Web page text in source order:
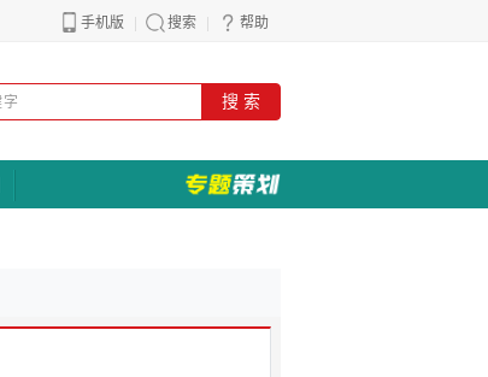
手机版 搜索 帮助
搜 索